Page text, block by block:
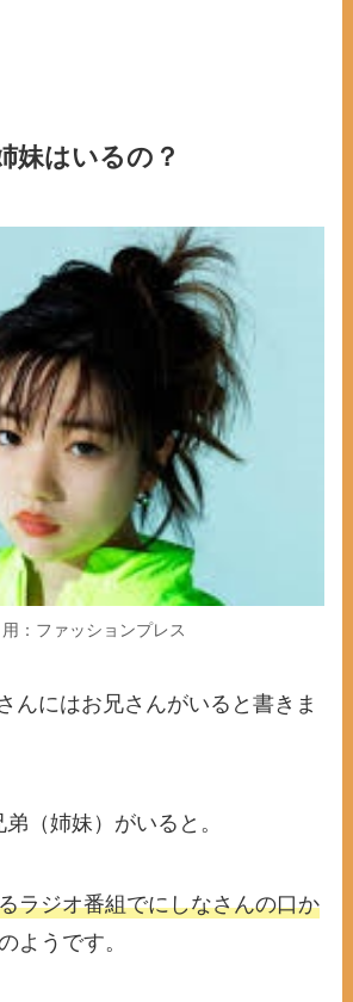
妹はいるの？
用：ファッションプレス
んにはお兄さんがいると書きま
（姉妹）がいると。
ラジオ番組でにしなさんの口か
ようです。